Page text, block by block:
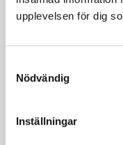
upplevelsen för dig
Nödvändig
Inställningar
Senast uppdaterad: 8